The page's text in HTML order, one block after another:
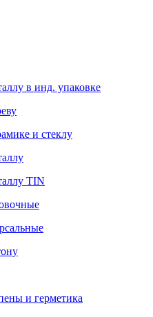
в инд. упаковке
и стеклу
TIN
и герметика